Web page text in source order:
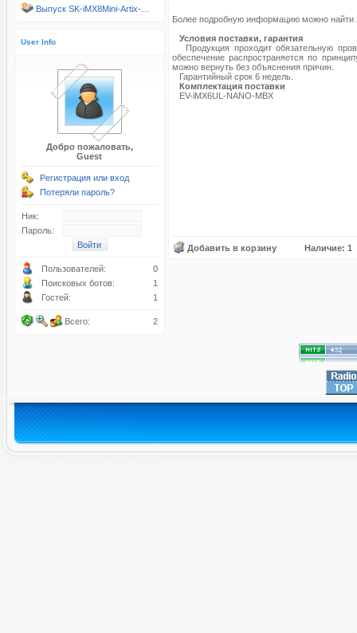
Выпуск SK-iMX8Mini-Artix-…
User Info
Добро пожаловать,
Guest
Регистрация или вход
Потеряли пароль?
Ник:
Пароль:
Пользователей:
0
Поисковых ботов:
1
Гостей:
1
Всего: 2
Более подробную информацию можно найти
Условия поставки, гарантия
Продукция проходит обязательную
обеспечение распространяется по
можно вернуть без объяснения причин.
Гарантийный срок 6 недель.
Комплектация поставки
EV-iMX6UL-NANO-MBX
Добавить в корзину Наличие: 1